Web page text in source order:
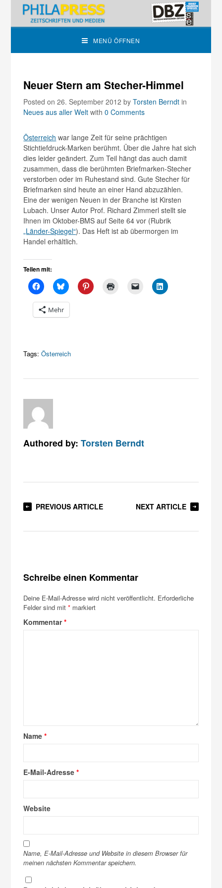
MENÜ ÖFFNEN
Neuer Stern am Stecher-Himmel
Posted on 26. September 2012byTorsten Berndt in
Neues aus aller Welt with0 Comments
Österreich war lange Zeit für seine prächtigen
Stichtiefdruck-Marken berühmt. Über die Jahre hat sich
dies leider geändert. Zum Teil hängt das auch damit
zusammen, dass die berühmten Briefmarken-Stecher
verstorben oder im Ruhestand sind. Gute Stecher für
Briefmarken sind heute an einer Hand abzuzählen.
Eine der wenigen Neuen in der Branche ist Kirsten
Lubach. Unser Autor Prof. Richard Zimmerl stellt sie
Ihnen im Oktober-BMS auf Seite 64 vor (Rubrik
„Länder-Spiegel“). Das Heft ist ab übermorgen im
Handel erhältlich.
Teilen mit:
Mehr
Tags: Österreich
Authored by:Torsten Berndt
PREVIOUS ARTICLE NEXT ARTICLE
Schreibe einen Kommentar
Deine E-Mail-Adresse wird nicht veröffentlicht. Erforderliche
Felder sind mit* markiert
Kommentar*
Name*
E-Mail-Adresse*
Website
Name, E-Mail-Adresse und Website in diesem Browser für
meinen nächsten Kommentar speichern.